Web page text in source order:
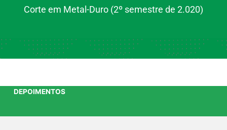
Corte em Metal-Duro (2º semestre de 2.020)
DEPOIMENTOS